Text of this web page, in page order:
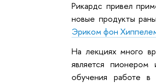
Рикардс привел
новые продукты
Эриком фон
На лекциях много
является
обучения работе в